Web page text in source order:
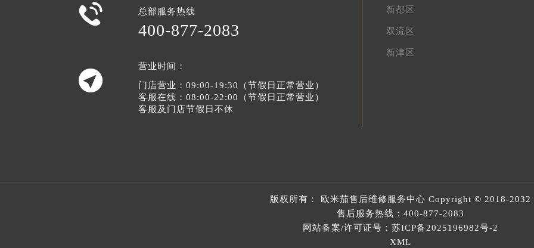
 总部服务热线
400-877-2083

营业时间：
门店营业：09:00-19:30（节假日正常营业）
客服在线：08:00-22:00（节假日正常营业）
客服及门店节假日不休
新都区
双流区
新津区
版权所有： 欧米茄售后维修服务中心 Copyright © 2018-2032
售后服务热线： 400-877-2083
网站备案/许可证号：苏ICP备2025196982号-2
XML